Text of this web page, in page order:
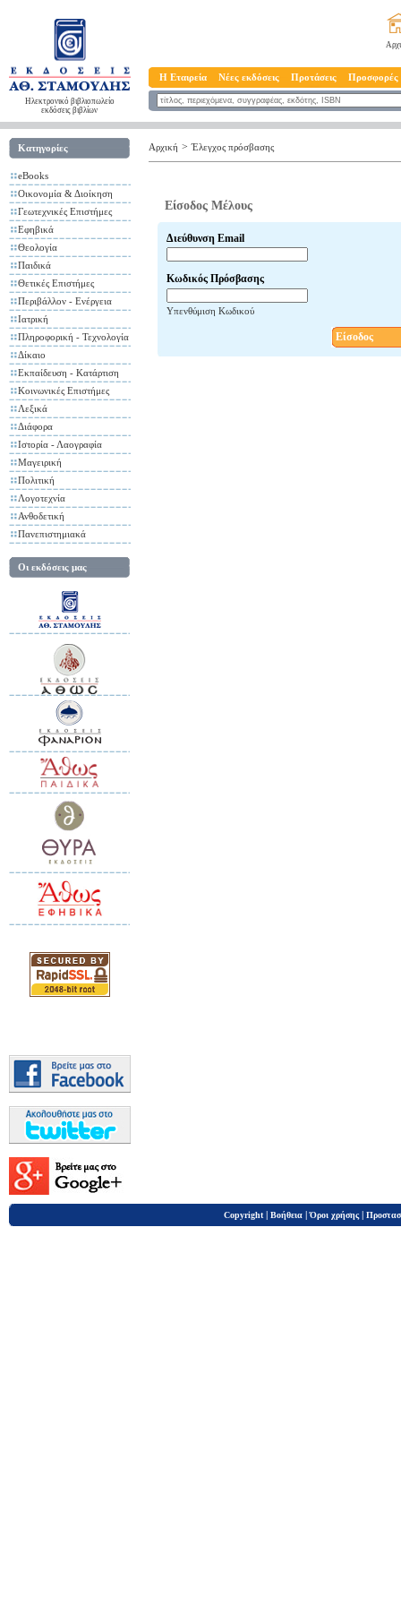
Ηλεκτρονικό βιβλιοπωλείο
εκδόσεις βιβλίων
Η Εταιρεία Νέες εκδόσεις Προτάσεις Προσφορές
Κατηγορίες
eBooks
Οικονομία & Διοίκηση
Γεωτεχνικές Επιστήμες
Εφηβικά
Θεολογία
Παιδικά
Θετικές Επιστήμες
Περιβάλλον - Ενέργεια
Ιατρική
Πληροφορική - Τεχνολογία
Δίκαιο
Εκπαίδευση - Κατάρτιση
Κοινωνικές Επιστήμες
Λεξικά
Διάφορα
Ιστορία - Λαογραφία
Μαγειρική
Πολιτική
Λογοτεχνία
Ανθοδετική
Πανεπιστημιακά
Οι εκδόσεις μας
Αρχική > Έλεγχος πρόσβασης
Είσοδος Μέλους
Διεύθυνση Email
Κωδικός Πρόσβασης
Υπενθύμιση Κωδικού
Είσοδος
Copyright | Βοήθεια |Όροι χρήσης |